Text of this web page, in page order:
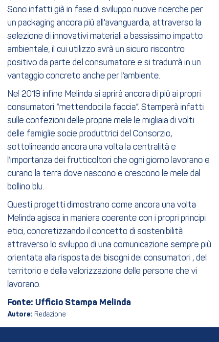
Sono infatti già in fase di sviluppo nuove ricerche per
un packaging ancora più all'avanguardia, attraverso la
selezione di innovativi materiali a bassissimo impatto
ambientale, il cui utilizzo avrà un sicuro riscontro
positivo da parte del consumatore e si tradurrà in un
vantaggio concreto anche per l’ambiente.
Nel 2019 infine Melinda si aprirà ancora di più ai propri
consumatori “mettendoci la faccia”. Stamperà infatti
sulle confezioni delle proprie mele le migliaia di volti
delle famiglie socie produttrici del Consorzio,
sottolineando ancora una volta la centralità e
l’importanza dei frutticoltori che ogni giorno lavorano e
curano la terra dove nascono e crescono le mele dal
bollino blu.
Questi progetti dimostrano come ancora una volta
Melinda agisca in maniera coerente con i propri principi
etici, concretizzando il concetto di sostenibilità
attraverso lo sviluppo di una comunicazione sempre più
orientata alla risposta dei bisogni dei consumatori , del
territorio e della valorizzazione delle persone che vi
lavorano.
Fonte: Ufficio Stampa Melinda
Autore: Redazione